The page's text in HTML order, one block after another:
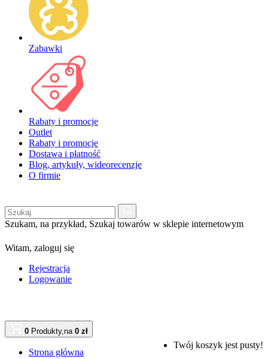
Zabawki
Rabaty i promocje
Outlet
Rabaty i promocje
Dostawa i płatność
Blog, artykuły, wideorecenzje
O firmie
Szukam, na przykład, Szukaj towarów w sklepie internetowym
Witam, zaloguj się
Rejestracja
Logowanie
0 Produkty,na 0 zł
Twój koszyk jest pusty!
Strona główna